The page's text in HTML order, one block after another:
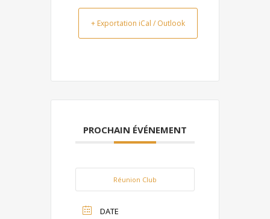
+ Exportation iCal / Outlook
PROCHAIN ÉVÉNEMENT
Réunion Club
DATE